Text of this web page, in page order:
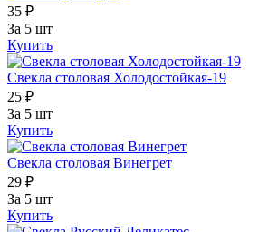
35 ₽
За 5 шт
Купить
Свекла столовая Холодостойкая-19
25 ₽
За 5 шт
Купить
Свекла столовая Винегрет
29 ₽
За 5 шт
Купить